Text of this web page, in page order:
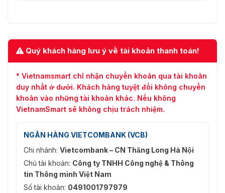
Quý khách hàng lưu ý về tài khoản thanh toán!
* Vietnamsmart chỉ nhận chuyển khoản qua tài khoản
duy nhất ở dưới. Khách hàng tuyệt đối không chuyển
khoản vào những tài khoản khác. Nếu không
VietnamSmart sẽ không chịu trách nhiệm.
NGÂN HÀNG VIETCOMBANK (VCB)
Chi nhánh: Vietcombank – CN Thăng Long Hà Nội
Chủ tài khoản: Công ty TNHH Công nghệ & Thông
tin Thông minh Việt Nam
Số tài khoản: 0491001797979